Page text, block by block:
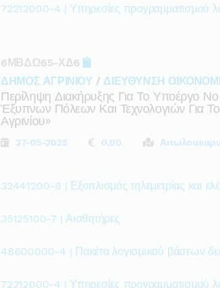
72212000-4 | Υπηρεσίες προγραμματισμού
6ΜΒΔΩ65-ΧΔ6
ΔΗΜΟΣ ΑΓΡΙΝΙΟΥ / ΔΙΕΥΘΥΝΣΗ
Περίληψη Διακήρυξης Για Το Υποέργο
Έξυπνων Πόλεων Και Τεχνολογιών Για
Αγρινίου»
27-05-2025 0,00
32441200-8 | Εξοπλισμός τηλεμετρίας και
35125100-7 | Αισθητήρες
48600000-4 | Πακέτα λογισμικού βάσεων
72212000-4 | Υπηρεσίες προγραμματισμού